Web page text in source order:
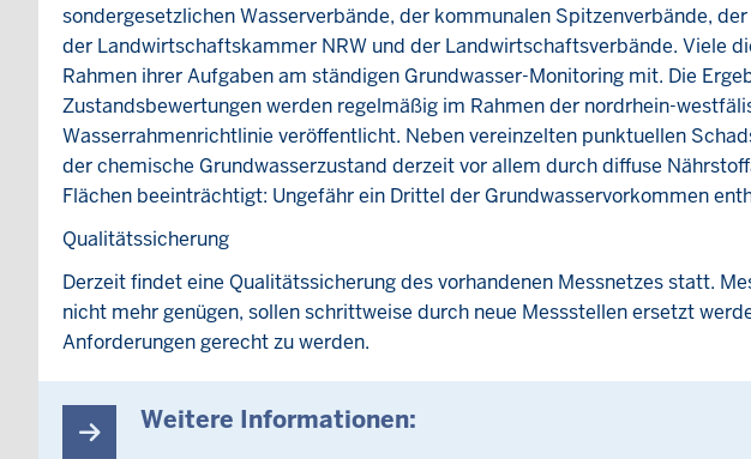
sondergesetzlichen Wasserverbände, der kommunalen Spitzenverbände,
der Landwirtschaftskammer NRW und der Landwirtschaftsverbände. Viele
Rahmen ihrer Aufgaben am ständigen Grundwasser-Monitoring mit. Die
Zustandsbewertungen werden regelmäßig im Rahmen der nordrhein-
Wasserrahmenrichtlinie veröffentlicht. Neben vereinzelten punktuellen
der chemische Grundwasserzustand derzeit vor allem durch diffuse
Flächen beeinträchtigt: Ungefähr ein Drittel der Grundwasservorkommen
Qualitätssicherung
Derzeit findet eine Qualitätssicherung des vorhandenen Messnetzes statt.
nicht mehr genügen, sollen schrittweise durch neue Messstellen ersetzt
Anforderungen gerecht zu werden.
Weitere Informationen: